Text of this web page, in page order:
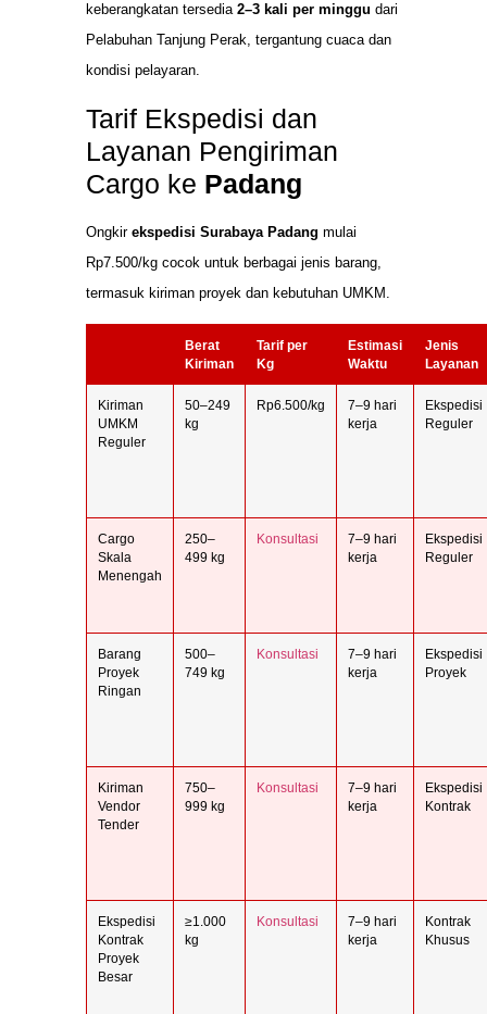
keberangkatan tersedia 2–3 kali per minggu dari
Pelabuhan Tanjung Perak, tergantung cuaca dan
kondisi pelayaran.
Tarif Ekspedisi dan
Layanan Pengiriman
Cargo ke Padang
Ongkir ekspedisi Surabaya Padang mulai
Rp7.500/kg cocok untuk berbagai jenis barang,
termasuk kiriman proyek dan kebutuhan UMKM.
Berat
Kiriman
Tarif per
Kg
Estimasi
Waktu
Jenis
Layanan
Kiriman
UMKM
Reguler
50–249
kg
Rp6.500/kg
7–9 hari
kerja
Ekspedisi
Reguler
Cargo
Skala
Menengah
250–
499 kg
Konsultasi
7–9 hari
kerja
Ekspedisi
Reguler
Barang
Proyek
Ringan
500–
749 kg
Konsultasi
7–9 hari
kerja
Ekspedisi
Proyek
Kiriman
Vendor
Tender
750–
999 kg
Konsultasi
7–9 hari
kerja
Ekspedisi
Kontrak
Ekspedisi
Kontrak
Proyek
Besar
≥1.000
kg
Konsultasi
7–9 hari
kerja
Kontrak
Khusus